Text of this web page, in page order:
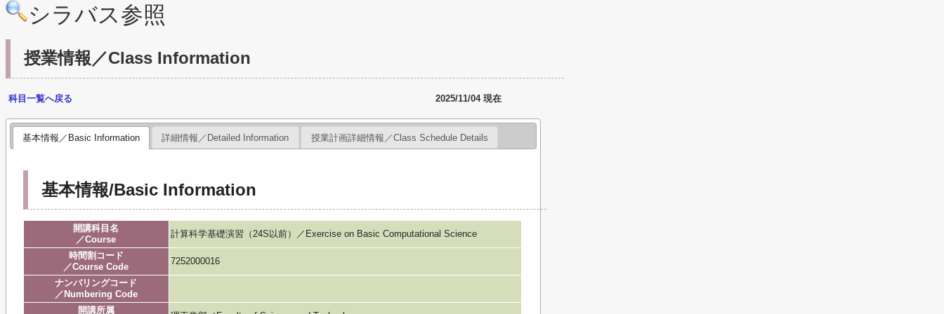
シラバス参照
授業情報／Class Information
科目一覧へ戻る 2025/11/04 現在
基本情報／Basic Information 詳細情報／Detailed Information 授業計画詳細情報／Class Schedule Details
基本情報/Basic Information
開講科目名
／Course
計算科学基礎演習（24S以前）／Exercise on Basic Computational Science
時間割コード
／Course Code
7252000016
ナンバリングコード
／Numbering Code
開講所属